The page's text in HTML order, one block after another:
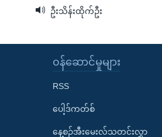
ဦးသိန်းထိုက်ဦး
၀န်ဆောင်မှုများ
RSS
ပေါ့ဒ်ကတ်စ်
နေ့စဉ်အီးမေးလ်သတင်းလွှာ